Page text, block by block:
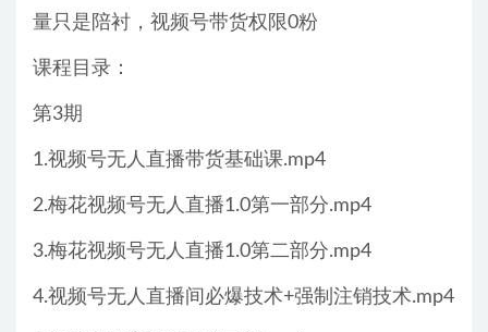
量只是陪衬，视频号带货权限0粉
课程目录：
第3期
1.视频号无人直播带货基础课.mp4
2.梅花视频号无人直播1.0第一部分.mp4
3.梅花视频号无人直播1.0第二部分.mp4
4.视频号无人直播间必爆技术+强制注销技术.mp4